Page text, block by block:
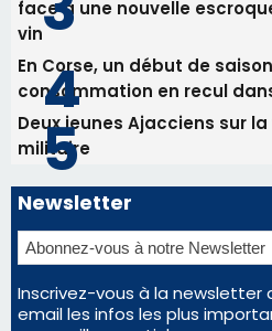
Les plus lus
Satine Nomary est la
Éclipse du 12 août : la
d'un spectacle qui ne
La gendarmerie alerte les
face à une nouvelle
vin
En Corse, un début de
consommation en recul